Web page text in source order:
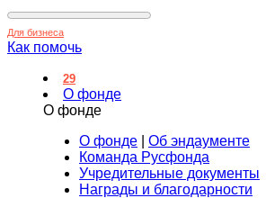
Для бизнеса
Как помочь
29
О фонде
О фонде
О фонде
Об эндаументе
Команда Русфонда
Учредительные документы
Награды и благодарности